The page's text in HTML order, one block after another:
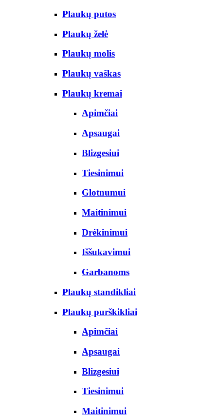
Plaukų putos
Plaukų želė
Plaukų molis
Plaukų vaškas
Plaukų kremai
Apimčiai
Apsaugai
Blizgesiui
Tiesinimui
Glotnumui
Maitinimui
Drėkinimui
Iššukavimui
Garbanoms
Plaukų standikliai
Plaukų purškikliai
Apimčiai
Apsaugai
Blizgesiui
Tiesinimui
Maitinimui